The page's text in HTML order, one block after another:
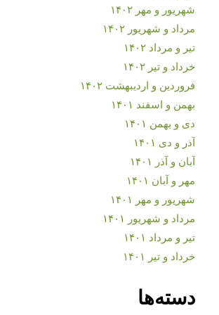
شهریور و مهر ۱۴۰۲
مرداد و شهریور ۱۴۰۲
تیر و مرداد ۱۴۰۲
خرداد و تیر ۱۴۰۲
فروردین و اردیبهشت ۱۴۰۲
بهمن و اسفند ۱۴۰۱
دی و بهمن ۱۴۰۱
آذر و دی ۱۴۰۱
آبان و آذر ۱۴۰۱
مهر و آبان ۱۴۰۱
شهریور و مهر ۱۴۰۱
مرداد و شهریور ۱۴۰۱
تیر و مرداد ۱۴۰۱
خرداد و تیر ۱۴۰۱
دسته‌ها